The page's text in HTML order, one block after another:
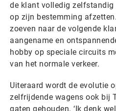
de klant volledig zelfstandig
op zijn bestemming
zoeven naar de volgende
aangename en
hobby op speciale circuits
van het normale verkeer.
Uiteraard wordt de evolutie
zelfrijdende wagens ook bij
gaten gehouden. ‘Ik denk